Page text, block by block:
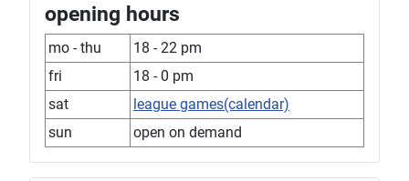
opening hours
mo - thu
18 - 22 pm
fri
18 - 0 pm
sat
league games(calendar)
sun
open on demand